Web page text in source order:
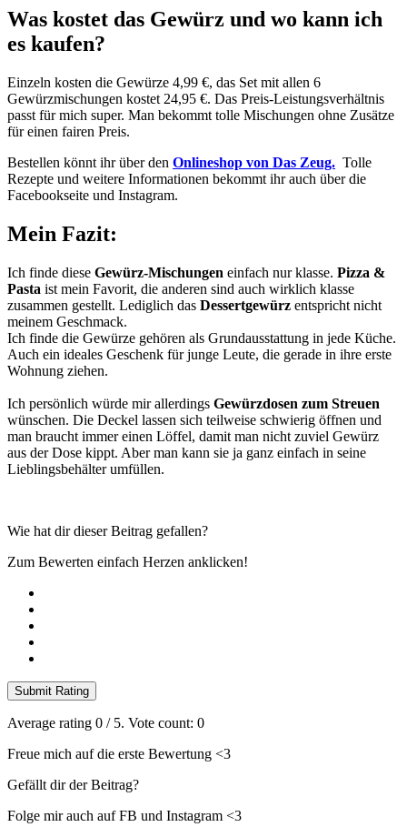
Was kostet das Gewürz und wo kann ich
es kaufen?
Einzeln kosten die Gewürze 4,99 €, das Set mit allen 6
Gewürzmischungen kostet 24,95 €. Das Preis-Leistungsverhältnis
passt für mich super. Man bekommt tolle Mischungen ohne Zusätze
für einen fairen Preis.
Bestellen könnt ihr über den Onlineshop von Das Zeug. Tolle
Rezepte und weitere Informationen bekommt ihr auch über die
Facebookseite und Instagram.
Mein Fazit:
Ich finde diese Gewürz-Mischungen einfach nur klasse. Pizza &
Pasta ist mein Favorit, die anderen sind auch wirklich klasse
zusammen gestellt. Lediglich das Dessertgewürz entspricht nicht
meinem Geschmack.
Ich finde die Gewürze gehören als Grundausstattung in jede Küche.
Auch ein ideales Geschenk für junge Leute, die gerade in ihre erste
Wohnung ziehen.
Ich persönlich würde mir allerdings Gewürzdosen zum Streuen
wünschen. Die Deckel lassen sich teilweise schwierig öffnen und
man braucht immer einen Löffel, damit man nicht zuviel Gewürz
aus der Dose kippt. Aber man kann sie ja ganz einfach in seine
Lieblingsbehälter umfüllen.
Wie hat dir dieser Beitrag gefallen?
Zum Bewerten einfach Herzen anklicken!
Submit Rating
Average rating 0 / 5. Vote count: 0
Freue mich auf die erste Bewertung <3
Gefällt dir der Beitrag?
Folge mir auch auf FB und Instagram <3